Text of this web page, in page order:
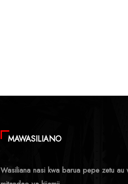
MAWASILIANO
Wasiliana nasi kwa barua pepe zetu au